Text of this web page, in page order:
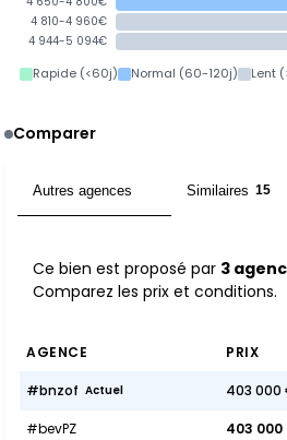
4 810-4 960€
4 944-5 094€
Rapide (<60j) Normal (60-120j) Lent
Comparer
Autres agences Similaires 15
Ce bien est proposé par 3
Comparez les prix et conditions.
AGENCE PRIX
#bnzof Actuel 403 000
#bevPZ 403 000